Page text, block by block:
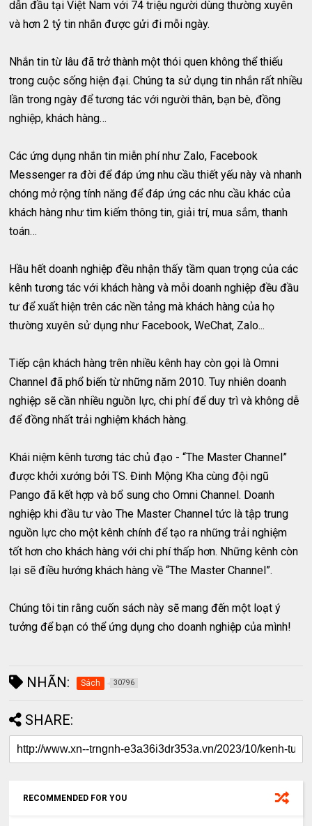
dẫn đầu tại Việt Nam với 74 triệu người dùng thường xuyên
và hơn 2 tỷ tin nhắn được gửi đi mỗi ngày.
Nhắn tin từ lâu đã trở thành một thói quen không thể thiếu
trong cuộc sống hiện đại. Chúng ta sử dụng tin nhắn rất nhiều
lần trong ngày để tương tác với người thân, bạn bè, đồng
nghiệp, khách hàng…
Các ứng dụng nhắn tin miễn phí như Zalo, Facebook
Messenger ra đời để đáp ứng nhu cầu thiết yếu này và nhanh
chóng mở rộng tính năng để đáp ứng các nhu cầu khác của
khách hàng như tìm kiếm thông tin, giải trí, mua sắm, thanh
toán…
Hầu hết doanh nghiệp đều nhận thấy tầm quan trọng của các
kênh tương tác với khách hàng và mỗi doanh nghiệp đều đầu
tư để xuất hiện trên các nền tảng mà khách hàng của họ
thường xuyên sử dụng như Facebook, WeChat, Zalo...
Tiếp cận khách hàng trên nhiều kênh hay còn gọi là Omni
Channel đã phổ biến từ những năm 2010. Tuy nhiên doanh
nghiệp sẽ cần nhiều nguồn lực, chi phí để duy trì và không dễ
để đồng nhất trải nghiệm khách hàng.
Khái niệm kênh tương tác chủ đạo - “The Master Channel”
được khởi xướng bởi TS. Đinh Mộng Kha cùng đội ngũ
Pango đã kết hợp và bổ sung cho Omni Channel. Doanh
nghiệp khi đầu tư vào The Master Channel tức là tập trung
nguồn lực cho một kênh chính để tạo ra những trải nghiệm
tốt hơn cho khách hàng với chi phí thấp hơn. Những kênh còn
lại sẽ điều hướng khách hàng về “The Master Channel”.
Chúng tôi tin rằng cuốn sách này sẽ mang đến một loạt ý
tưởng để bạn có thể ứng dụng cho doanh nghiệp của mình!
NHÃN: Sách 30796
SHARE:
RECOMMENDED FOR YOU